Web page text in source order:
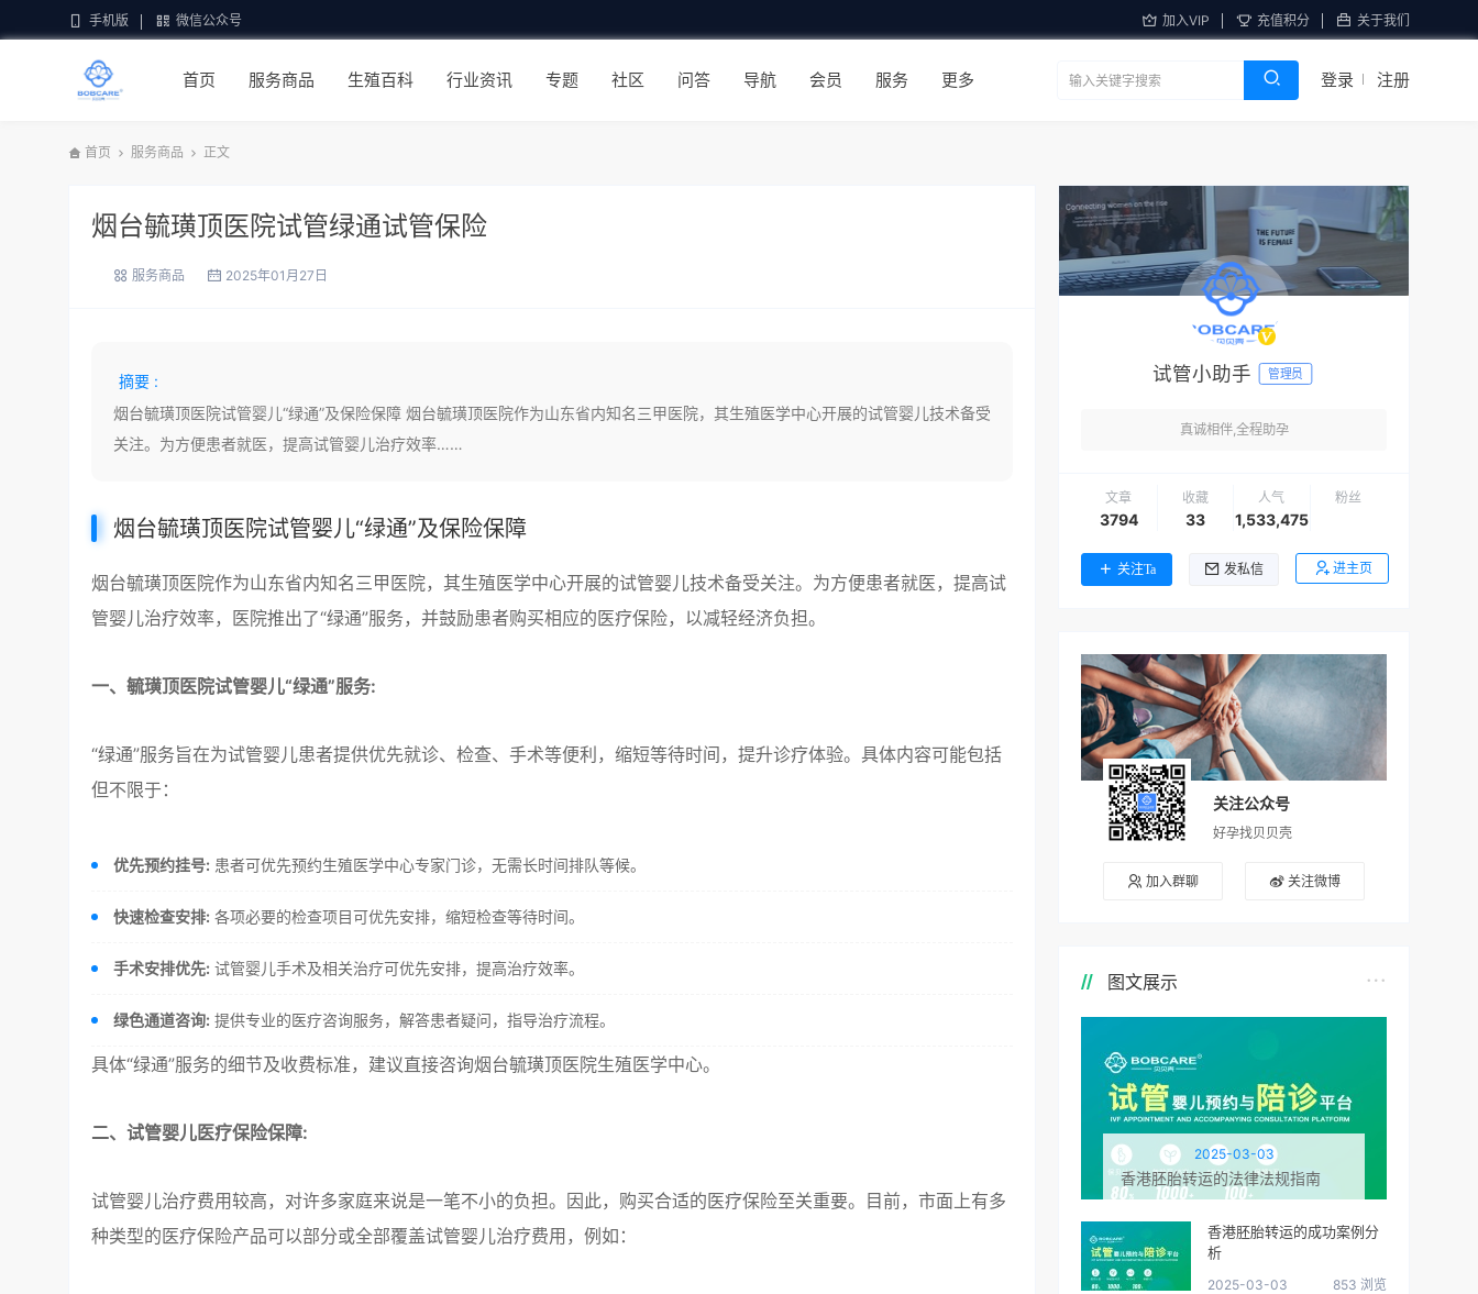
手机版 微信公众号 加入VIP 充值积分 关于我们
首页 服务商品 生殖百科 行业资讯 专题 社区 问答 导航 会员 服务 更多 登录 注册
首页 服务商品 正文
烟台毓璜顶医院试管绿通试管保险
服务商品 2025年01月27日
摘要 :
烟台毓璜顶医院试管婴儿“绿通”及保险保障 烟台毓璜顶医院作为山东省内知名三甲医院，其生殖医学中心开展的试管婴儿技术备受
关注。为方便患者就医，提高试管婴儿治疗效率……
烟台毓璜顶医院试管婴儿“绿通”及保险保障
烟台毓璜顶医院作为山东省内知名三甲医院，其生殖医学中心开展的试管婴儿技术备受关注。为方便患者就医，提高试
管婴儿治疗效率，医院推出了“绿通”服务，并鼓励患者购买相应的医疗保险，以减轻经济负担。
一、毓璜顶医院试管婴儿“绿通”服务:
“绿通”服务旨在为试管婴儿患者提供优先就诊、检查、手术等便利，缩短等待时间，提升诊疗体验。具体内容可能包括
但不限于：
优先预约挂号: 患者可优先预约生殖医学中心专家门诊，无需长时间排队等候。
快速检查安排: 各项必要的检查项目可优先安排，缩短检查等待时间。
手术安排优先: 试管婴儿手术及相关治疗可优先安排，提高治疗效率。
绿色通道咨询: 提供专业的医疗咨询服务，解答患者疑问，指导治疗流程。
具体“绿通”服务的细节及收费标准，建议直接咨询烟台毓璜顶医院生殖医学中心。
二、试管婴儿医疗保险保障:
试管婴儿治疗费用较高，对许多家庭来说是一笔不小的负担。因此，购买合适的医疗保险至关重要。目前，市面上有多
种类型的医疗保险产品可以部分或全部覆盖试管婴儿治疗费用，例如：
试管小助手 管理员
真诚相伴,全程助孕
文章
3794
收藏
33
人气
1,533,475
粉丝
关注Ta 发私信 进主页
关注公众号
好孕找贝贝壳
加入群聊 关注微博
图文展示
2025-03-03
香港胚胎转运的法律法规指南
香港胚胎转运的成功案例分
析
2025-03-03 853 浏览